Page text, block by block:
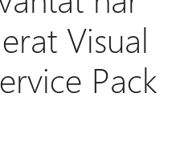
Visual
Pack